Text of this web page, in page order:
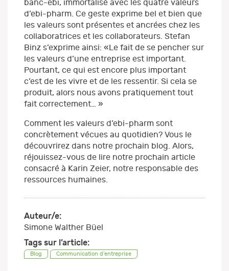
banc-ebi, immortalisé avec les quatre valeurs
d’ebi-pharm. Ce geste exprime bel et bien que
les valeurs sont présentes et ancrées chez les
collaboratrices et les collaborateurs. Stefan
Binz s’exprime ainsi: «Le fait de se pencher sur
les valeurs d’une entreprise est important.
Pourtant, ce qui est encore plus important
c’est de les vivre et de les ressentir. Si cela se
produit, alors nous avons pratiquement tout
fait correctement… »
Comment les valeurs d’ebi-pharm sont
concrètement vécues au quotidien? Vous le
découvrirez dans notre prochain blog. Alors,
réjouissez-vous de lire notre prochain article
consacré à Karin Zeier, notre responsable des
ressources humaines.
Auteur/e:
Simone Walther Büel
Tags sur l’article:
Blog Communication d'entreprise